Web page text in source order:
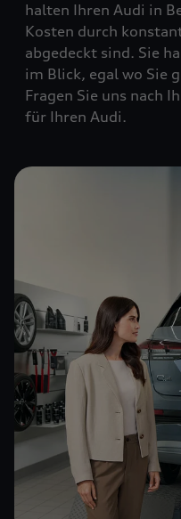
halten Ihren Audi in
Kosten durch
abgedeckt sind. Sie
im Blick, egal wo Sie
Fragen Sie uns nach
für Ihren Audi.